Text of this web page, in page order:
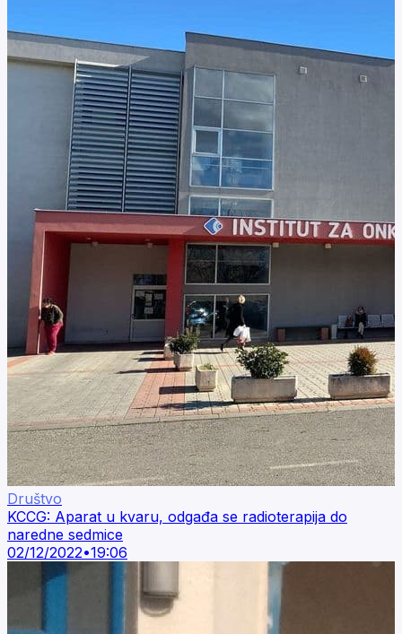
Društvo
KCCG: Aparat u kvaru, odgađa se radioterapija do
naredne sedmice
02/12/2022•19:06